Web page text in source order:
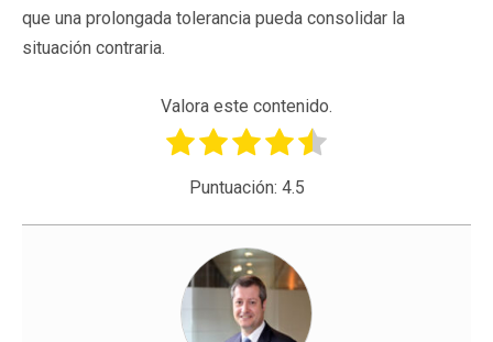
que una prolongada tolerancia pueda consolidar la
situación contraria.
Valora este contenido.
Puntuación: 4.5